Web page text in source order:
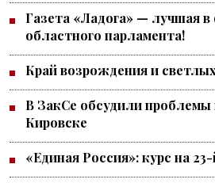
Газета «Ладога» — лучшая
областного парламента!
Край возрождения и
В ЗакСе обсудили
Кировске
«Единая Россия»: курс на